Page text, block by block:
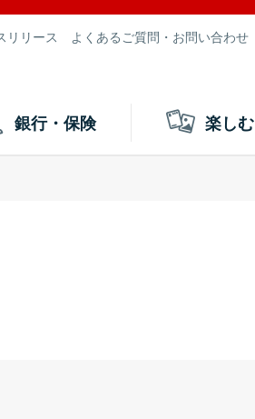
リリース よくあるご質問・お問い合わせ
銀行・保険 楽しむ